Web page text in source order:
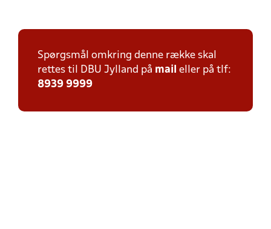
Spørgsmål omkring denne række skal
rettes til DBU Jylland på mail eller på tlf:
8939 9999